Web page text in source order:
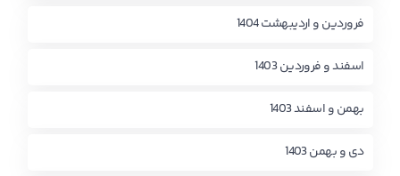
فروردین و اردیبهشت 1404
اسفند و فروردین 1403
بهمن و اسفند 1403
دی و بهمن 1403